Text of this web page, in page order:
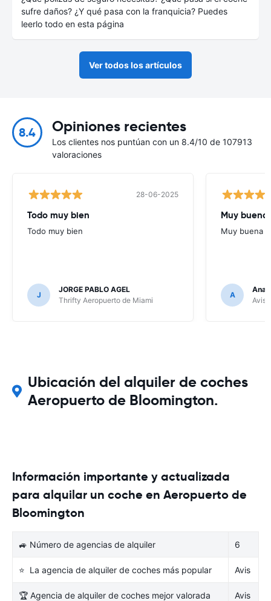
sufre daños? ¿Y qué pasa con la franquicia? Puedes
leerlo todo en esta página
Ver todos los artículos
8.4 Opiniones recientes
Los clientes nos puntúan con un 8.4/10 de 107913
valoraciones
28-06-2025
Todo muy bien
Todo muy bien
J
JORGE PABLO AGEL
Thrifty Aeropuerto de Miami
Muy buena
Muy buena
A
Ana
Avis
Ubicación del alquiler de coches
Aeropuerto de Bloomington.
Información importante y actualizada
para alquilar un coche en Aeropuerto de
Bloomington
🚙 Número de agencias de alquiler 6
⭐ La agencia de alquiler de coches más popular Avis
🏆 Agencia de alquiler de coches mejor valorada Avis